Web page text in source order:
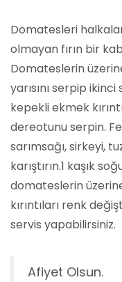
Domatesleri
olmayan fırın bir
Domateslerin
yarısını serpip
kepekli ekmek
dereotunu serpin.
sarımsağı, sirkeyi,
karıştırın.1 kaşık
domateslerin
kırıntıları renk
servis yapabilirsiniz.
Afiyet Olsun.